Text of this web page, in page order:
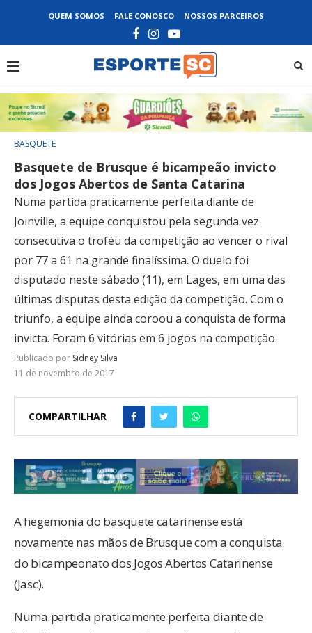
QUEM SOMOS FALE CONOSCO NOSSOS PARCEIROS
BASQUETE
Basquete de Brusque é bicampeão invicto
dos Jogos Abertos de Santa Catarina
Numa partida praticamente perfeita diante de
Joinville, a equipe conquistou pela segunda vez
consecutiva o troféu da competição ao vencer o rival
por 77 a 61 na grande finalíssima. O duelo foi
disputado neste sábado (11), em Lages, em uma das
últimas disputas desta edição da competição. Com o
triunfo, a equipe ainda coroou a conquista de forma
invicta. Foram 6 vitórias em 6 jogos na competição.
Publicado por Sidney Silva
11 de novembro de 2017
COMPARTILHAR
A hegemonia do basquete catarinense está
novamente nas mãos de Brusque com a conquista
do bicampeonato dos Jogos Abertos Catarinense
(Jasc).
Numa partida praticamente perfeita diante de